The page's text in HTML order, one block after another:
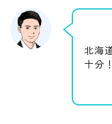
北海
十分！